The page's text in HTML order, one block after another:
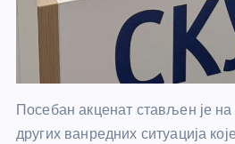
Посебан акценат стављен је
других ванредних ситуација